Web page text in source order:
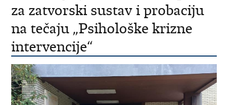
za zatvorski sustav i probaciju
na tečaju „Psihološke krizne
intervencije“